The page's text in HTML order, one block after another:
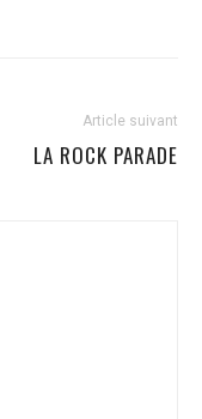
Article suivant
LA ROCK PARADE